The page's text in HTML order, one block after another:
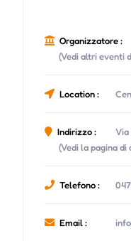
Organizzatore :
(Vedi altri eventi
Location :
Indirizzo :
Via
(Vedi la pagina
Telefono :
Email :